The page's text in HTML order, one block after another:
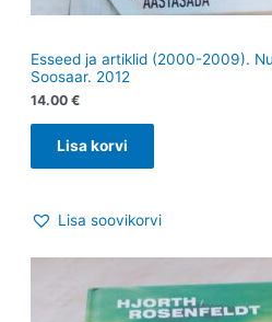
Esseed ja artiklid (2000-2009).
Soosaar. 2012
14.00 €
Lisa korvi
Lisa soovikorvi